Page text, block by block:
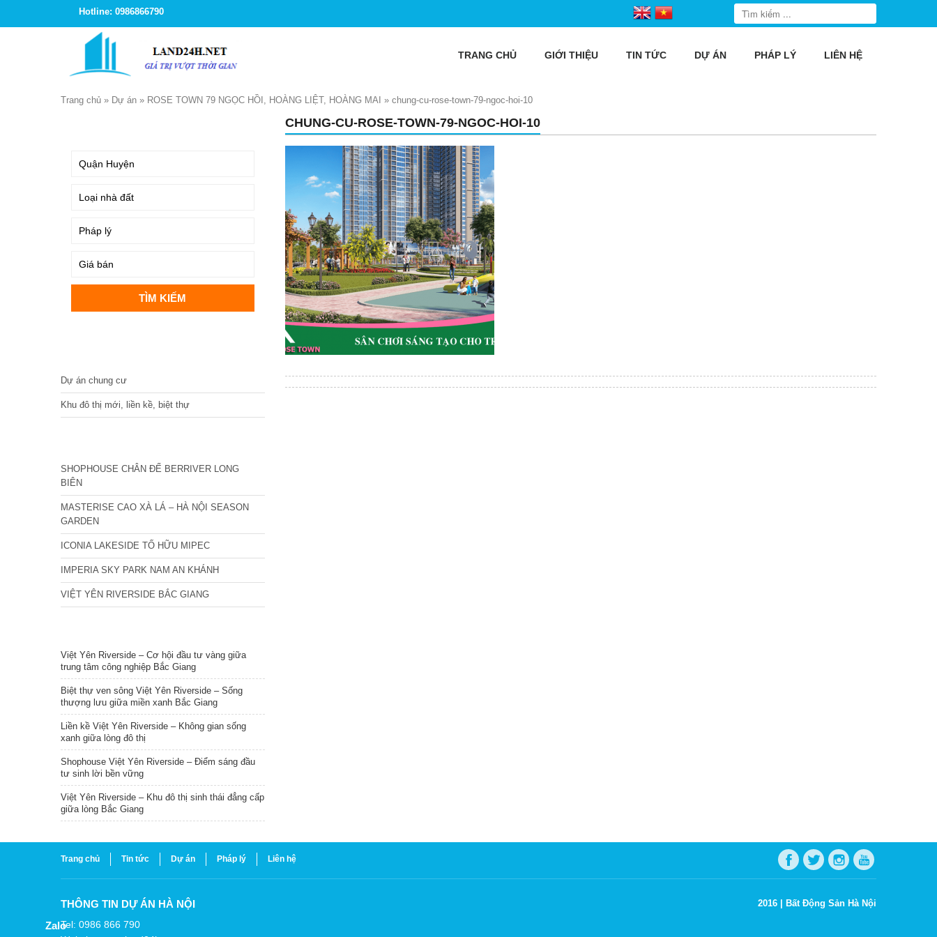
Hotline: 0986866790
TRANG CHỦ GIỚI THIỆU TIN TỨC DỰ ÁN PHÁP LÝ LIÊN HỆ
Trang chủ » Dự án » ROSE TOWN 79 NGỌC HỒI, HOÀNG LIỆT, HOÀNG MAI » chung-cu-rose-town-79-ngoc-hoi-10
CHUNG-CU-ROSE-TOWN-79-NGOC-HOI-10
Dự án chung cư
Khu đô thị mới, liền kề, biệt thự
SHOPHOUSE CHÂN ĐẾ BERRIVER LONG
BIÊN
MASTERISE CAO XÀ LÁ – HÀ NỘI SEASON
GARDEN
ICONIA LAKESIDE TỐ HỮU MIPEC
IMPERIA SKY PARK NAM AN KHÁNH
VIỆT YÊN RIVERSIDE BẮC GIANG
Việt Yên Riverside – Cơ hội đầu tư vàng giữa
trung tâm công nghiệp Bắc Giang
Biệt thự ven sông Việt Yên Riverside – Sống
thượng lưu giữa miền xanh Bắc Giang
Liền kề Việt Yên Riverside – Không gian sống
xanh giữa lòng đô thị
Shophouse Việt Yên Riverside – Điểm sáng đầu
tư sinh lời bền vững
Việt Yên Riverside – Khu đô thị sinh thái đẳng cấp
giữa lòng Bắc Giang
Trang chủ Tin tức Dự án Pháp lý Liên hệ
THÔNG TIN DỰ ÁN HÀ NỘI
Tel: 0986 866 790
2016 | Bất Động Sản Hà Nội
Zalo